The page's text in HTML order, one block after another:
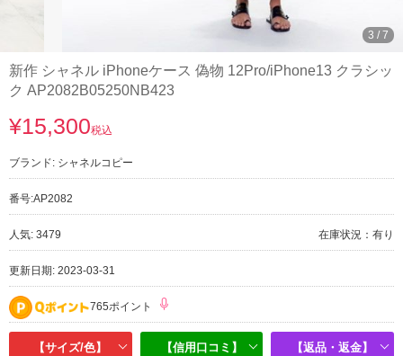
3 /7
新作 シャネル iPhoneケース 偽物 12Pro/iPhone13 クラシッ
ク AP2082B05250NB423
¥15,300税込
ブランド: シャネルコピー
番号:AP2082
人気: 3479 在庫状況：有り
更新日期: 2023-03-31
765ポイント
【サイズ/色】 【信用口コミ】 【返品・返金】